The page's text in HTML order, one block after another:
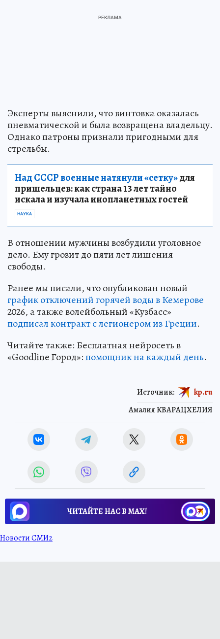
Эксперты выяснили, что винтовка оказалась
пневматической и была возвращена владельцу.
Однако патроны признали пригодными для
стрельбы.
Над СССР военные натянули «сетку»для
пришельцев: как страна 13 лет тайно
искала и изучала инопланетных гостей
НАУКА
В отношении мужчины возбудили уголовное
дело. Ему грозит до пяти лет лишения
свободы.
Ранее мы писали, что опубликован новый
график отключений горячей воды в Кемерове
2026, а также волейбольный «Кузбасс»
подписал контракт с легионером из Греции.
Читайте также: Бесплатная нейросеть в
«Goodline Город»:помощник на каждый день.
Амалия КВАРАЦХЕЛИЯ
Источник: kp.ru
ЧИТАЙТЕ НАС В МАХ!
Новости СМИ2